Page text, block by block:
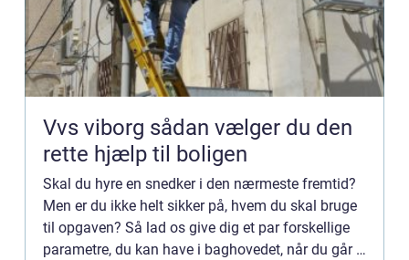
Vvs viborg sådan vælger du den
rette hjælp til boligen
Skal du hyre en snedker i den nærmeste fremtid?
Men er du ikke helt sikker på, hvem du skal bruge
til opgaven? Så lad os give dig et par forskellige
parametre, du kan have i baghovedet, når du går i